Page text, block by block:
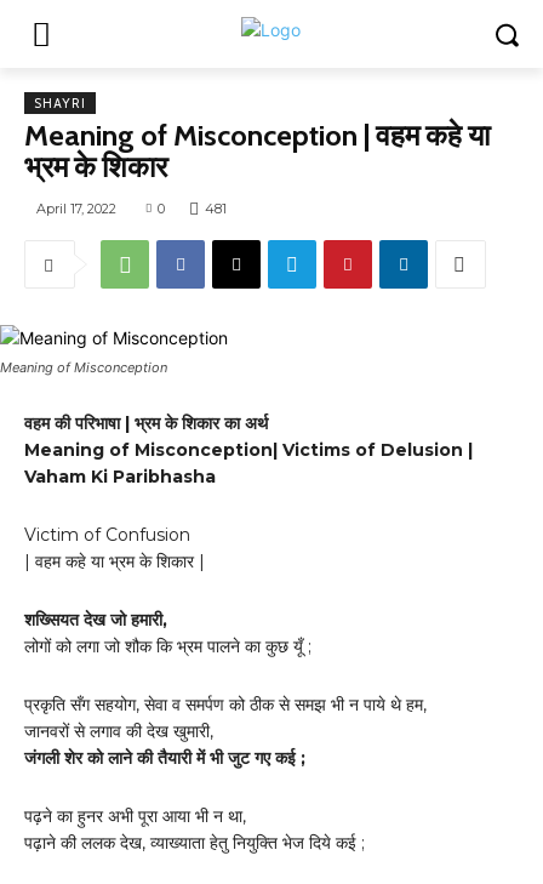
SHAYRI
Meaning of Misconception | वहम कहे या
भ्रम के शिकार
April 17, 2022 0 481
Meaning of Misconception
वहम की परिभाषा | भ्रम के शिकार का अर्थ
Meaning of Misconception| Victims of Delusion |
Vaham Ki Paribhasha
Victim of Confusion
| वहम कहे या भ्रम के शिकार |
शख्सियत देख जो हमारी,
लोगों को लगा जो शौक कि भ्रम पालने का कुछ यूँ ;
प्रकृति सँग सहयोग, सेवा व समर्पण को ठीक से समझ भी न पाये थे हम,
जानवरों से लगाव की देख खुमारी,
जंगली शेर को लाने की तैयारी में भी जुट गए कई ;
पढ़ने का हुनर अभी पूरा आया भी न था,
पढ़ाने की ललक देख, व्याख्याता हेतु नियुक्ति भेज दिये कई ;